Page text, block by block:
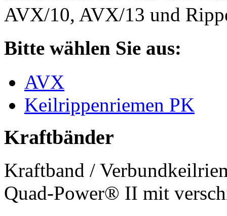
AVX/10, AVX/13 und
Bitte wählen Sie aus:
AVX
Keilrippenriemen PK
Kraftbänder
Kraftband /
Quad-Power® II mit